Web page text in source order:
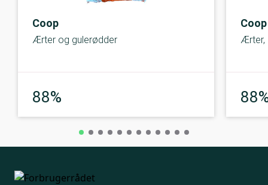
Coop
Ærter og gulerødder
88%
Coop
Ærter,